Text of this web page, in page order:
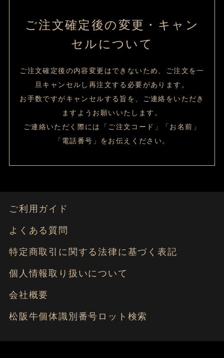
ご注文確定後の変更・キャン
セルについて
ご注文確定後の内容変更はできないため、ご注文を一
旦キャンセルし再注文する必要があります。
お手数ですがキャンセルする旨を、ご連絡をいただき
ますようお願いいたします。
ご連絡いただく際には「ご注文コード」「お名前」
「電話番号」をお伝えください。
ご利用ガイド
よくある質問
特定商取引に関する法律に基づく表記
個人情報取り扱いについて
会社概要
松阪牛個体識別番号ロット検索